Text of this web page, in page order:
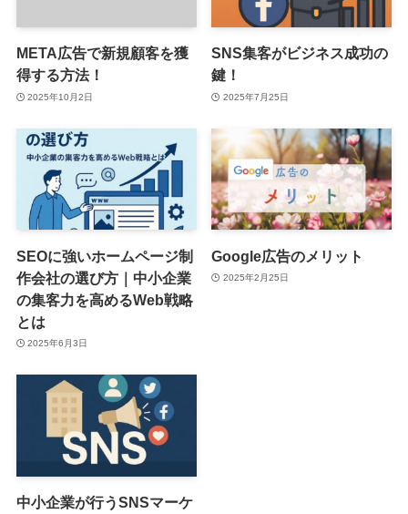
META広告で新規顧客を獲
得する方法！
2025年10月2日
SNS集客がビジネス成功の
鍵！
2025年7月25日
SEOに強いホームページ制
作会社の選び方｜中小企業
の集客力を高めるWeb戦略
とは
2025年6月3日
Google広告のメリット
2025年2月25日
中小企業が行うSNSマーケ